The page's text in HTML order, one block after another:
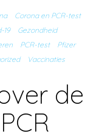
Corona en PCR-test
19
Gezondheid
PCR-test
Pfizer
Vaccinaties
de